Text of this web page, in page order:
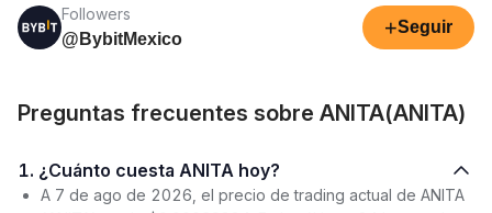
Followers
@BybitMexico
+Seguir
Preguntas frecuentes sobre ANITA(ANITA)
1. ¿Cuánto cuesta ANITA hoy?
A 7 de ago de 2026, el precio de trading actual de ANITA